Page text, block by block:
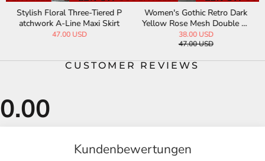
Stylish Floral Three-Tiered P
atchwork A-Line Maxi Skirt
47.00 USD
Women's Gothic Retro Dark
Yellow Rose Mesh Double La
yer Irregular Dress
38.00 USD
47.00 USD
CUSTOMER REVIEWS
Kundenbewertungen